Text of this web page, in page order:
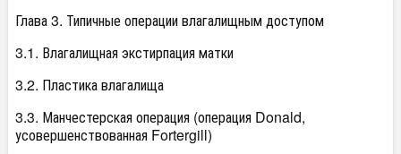
Глава 3. Типичные операции влагалищным доступом
3.1. Влагалищная экстирпация матки
3.2. Пластика влагалища
3.3. Манчестерская операция (операция Donald,
усовершенствованная Fortergill)